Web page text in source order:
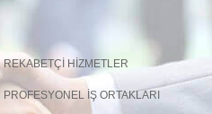
REKABETÇİ HİZMETLER
PROFESYONEL İŞ ORTAKLARI